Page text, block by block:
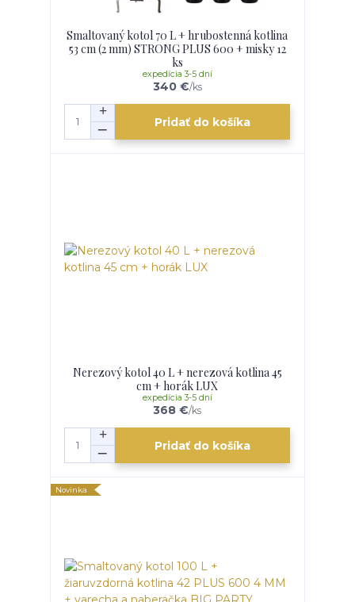
Smaltovaný kotol 70 L + hrubostenná kotlina
53 cm (2 mm) STRONG PLUS 600 + misky 12
ks
340 €/ks
expedícia 3-5 dní
Pridať do košíka
Nerezový kotol 40 L + nerezová kotlina 45
cm + horák LUX
368 €/ks
expedícia 3-5 dní
Pridať do košíka
Novinka